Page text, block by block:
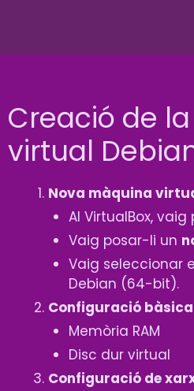
Creació de
virtual
Nova màquina
Al VirtualBox, vaig
Vaig posar-li un
Vaig seleccionar
Debian (64-bit).
Configuració bàsica
Memòria RAM
Disc dur virtual
Configuració de